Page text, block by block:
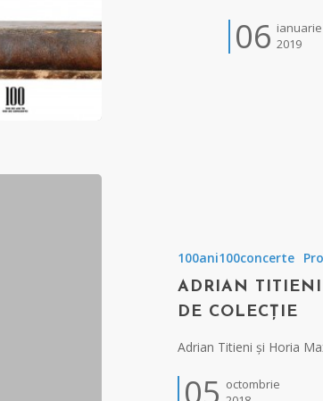
06 ianuarie
2019
100ani100concerte
ADRIAN
DE COLECȚIE
Adrian Titieni și Horia
octombrie